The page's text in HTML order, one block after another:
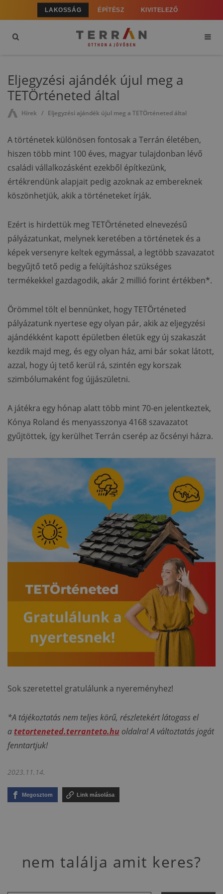
LAKOSSÁG ÉPÍTÉSZ KIVITELEZŐ
Eljegyzési ajándék újul meg a
TETÖrténeted által
Hírek Eljegyzési ajándék újul meg a TETÖrténeted által
A történetek különösen fontosak a Terrán életében,
hiszen több mint 100 éves, magyar tulajdonban lévő
családi vállalkozásként ezekből építkezünk,
értékrendünk alapjait pedig azoknak az embereknek
köszönhetjük, akik a történeteket írják.
Ezért is hirdettük meg TETÖrténeted elnevezésű
pályázatunkat, melynek keretében a történetek és a
képek versenyre keltek egymással, a legtöbb szavazatot
begyűjtő tető pedig a felújításhoz szükséges
termékekkel gazdagodik, akár 2 millió forint értékben*.
Örömmel tölt el bennünket, hogy TETÖrténeted
pályázatunk nyertese egy olyan pár, akik az eljegyzési
ajándékként kapott épületben életük egy új szakaszát
kezdik majd meg, és egy olyan ház, ami bár sokat látott,
azzal, hogy új tető kerül rá, szintén egy korszak
szimbólumaként fog újjászületni.
A játékra egy hónap alatt több mint 70-en jelentkeztek,
Kónya Roland és menyasszonya 4168 szavazatot
gyűjtöttek, így kerülhet Terrán cserép az őcsényi házra.
Sok szeretettel gratulálunk a nyereményhez!
*A tájékoztatás nem teljes körű, részletekért látogass el
a tetorteneted.terranteto.hu oldalra! A változtatás jogát
fenntartjuk!
2023.11.14.
Megosztom Link másolása
nem találja amit keres?